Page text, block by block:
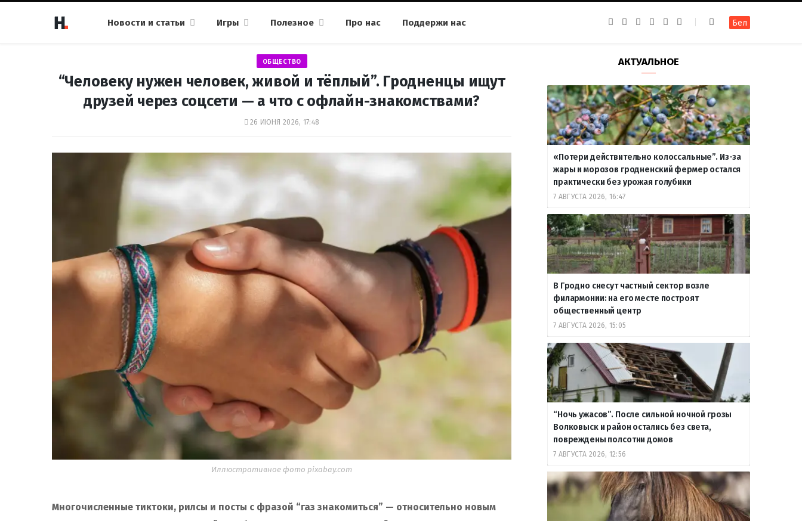
Новости и статьи Игры Полезное Про нас Поддержи нас
k
a
g
a
m
g
r
a
m
u
b
т
е
Бел
ОБЩЕСТВО
“Человеку нужен человек, живой и тёплый”. Гродненцы ищут
друзей через соцсети — а что с офлайн-знакомствами?
26 ИЮНЯ 2026, 17:48
Иллюстративное фото pixabay.com
Многочисленные тиктоки, рилсы и посты с фразой “газ знакомиться” — относительно новым
АКТУАЛЬНОЕ
«Потери действительно колоссальные”. Из-за
жары и морозов гродненский фермер остался
практически без урожая голубики
7 АВГУСТА 2026, 16:47
В Гродно снесут частный сектор возле
филармонии: на его месте построят
общественный центр
7 АВГУСТА 2026, 15:05
“Ночь ужасов”. После сильной ночной грозы
Волковыск и район остались без света,
повреждены полсотни домов
7 АВГУСТА 2026, 12:56